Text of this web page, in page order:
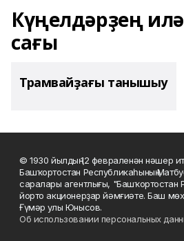
Күңелдәрҙең
сағы
Трамвайҙағы танышыу
© 1930 йылдың 12 февраленән нәшер
Башҡортостан Республикаһының
саралары агентлығы, "Башҡортостан
йорто акционерҙар йәмғиәте. Баш
Ғүмәр улы Юнысов.
Об использовании персональных